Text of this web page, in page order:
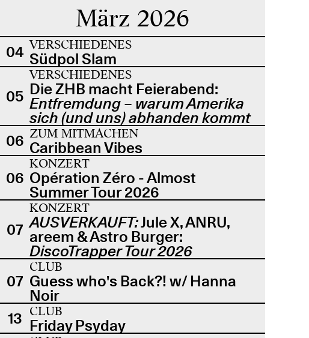
März 2026
04 VERSCHIEDENES
Südpol Slam
05
VERSCHIEDENES
Die ZHB macht Feierabend:
Entfremdung – warum Amerika
sich (und uns) abhanden kommt
06 ZUM MITMACHEN
Caribbean Vibes
06
KONZERT
Opération Zéro - Almost
Summer Tour 2026
07
KONZERT
AUSVERKAUFT:Jule X, ANRU,
areem & Astro Burger:
DiscoTrapper Tour 2026
07
CLUB
Guess who's Back?! w/ Hanna
Noir
13 CLUB
Friday Psyday